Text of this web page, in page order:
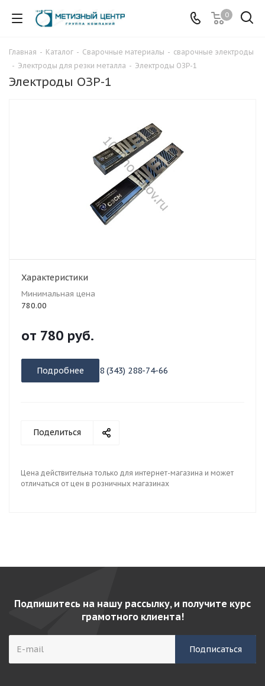
0
Главная - Каталог - Сварочные материалы - сварочные электроды
- Электроды для резки металла - Электроды ОЗР-1
Электроды ОЗР-1
Характеристики
Минимальная цена
780.00
от 780 руб.
Подробнее 8 (343) 288-74-66
Поделиться
Цена действительна только для интернет-магазина и может
отличаться от цен в розничных магазинах
Подпишитесь на нашу рассылку, и получите курс
грамотного клиента!